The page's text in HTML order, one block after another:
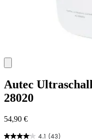
Autec
28020
54,90 €
4.1 (43)